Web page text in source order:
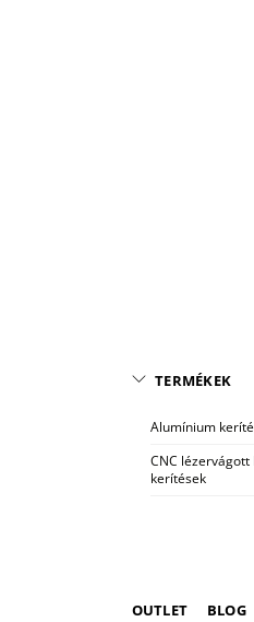
TERMÉKEK
Alumínium
CNC lézervágott
kerítések
OUTLET BLOG